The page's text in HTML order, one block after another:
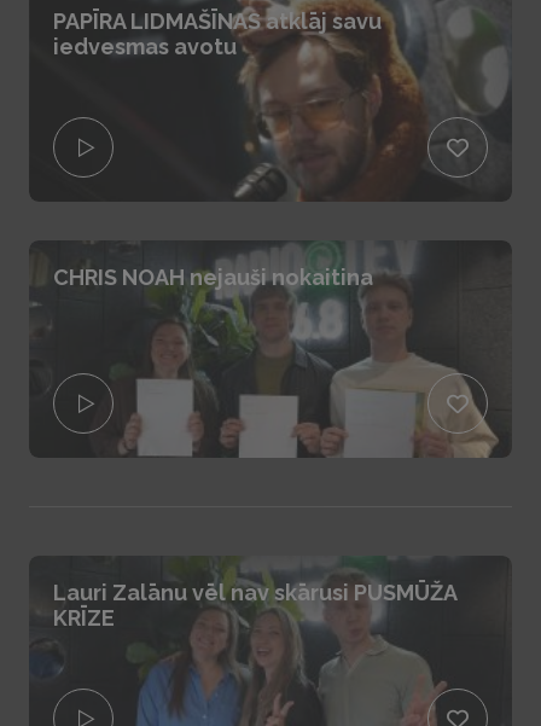
PAPĪRA LIDMAŠĪNAS atklāj savu
iedvesmas avotu
CHRIS NOAH nejauši nokaitina
Lauri Zalānu vēl nav skārusi PUSMŪŽA
KRĪZE